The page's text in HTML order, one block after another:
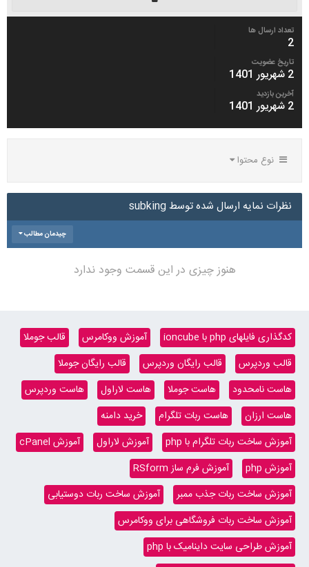
تعداد ارسال ها
2
تاریخ عضویت
2 شهریور 1401
آخرین بازدید
2 شهریور 1401
نوع محتوا
نظرات نمایه ارسال شده توسط subking
چیدمان مطالب
هنوز چیزی در این قسمت وجود ندارد
کدگذاری فایلهای php با ioncube آموزش ووکامرس
قالب جوملا
قالب وردپرس
قالب رایگان وردپرس
قالب رایگان جوملا
هاست نامحدود
هاست جوملا هاست لاراول
هاست وردپرس
هاست ارزان
هاست ربات تلگرام
خرید دامنه
آموزش ساخت ربات تلگرام با php
آموزش لاراول
آموزش cPanel
آموزش php
آموزش فرم ساز RSform
آموزش ساخت ربات جذب ممبر
آموزش ساخت ربات دوستیابی
آموزش ساخت ربات فروشگاهی برای ووکامرس
آموزش طراحی سایت داینامیک با php